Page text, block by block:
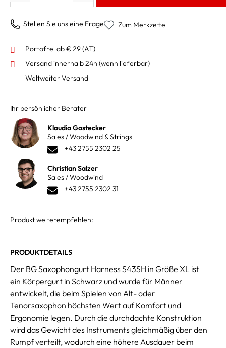
Stellen Sie uns eine Frage Zum Merkzettel
Portofrei ab € 29 (AT)
Versand innerhalb 24h (wenn lieferbar)
Weltweiter Versand
Ihr persönlicher Berater
Klaudia Gastecker
Sales / Woodwind & Strings
+43 2755 2302 25
Christian Salzer
Sales / Woodwind
+43 2755 2302 31
Produkt weiterempfehlen:
PRODUKTDETAILS
Der BG Saxophongurt Harness S43SH in Größe XL ist
ein Körpergurt in Schwarz und wurde für Männer
entwickelt, die beim Spielen von Alt- oder
Tenorsaxophon höchsten Wert auf Komfort und
Ergonomie legen. Durch die durchdachte Konstruktion
wird das Gewicht des Instruments gleichmäßig über den
Rumpf verteilt, wodurch eine höhere Ausdauer beim